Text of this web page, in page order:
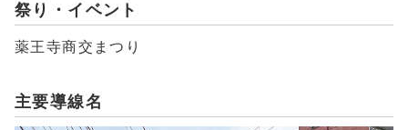
祭り・イベント
薬王寺商交まつり
主要導線名